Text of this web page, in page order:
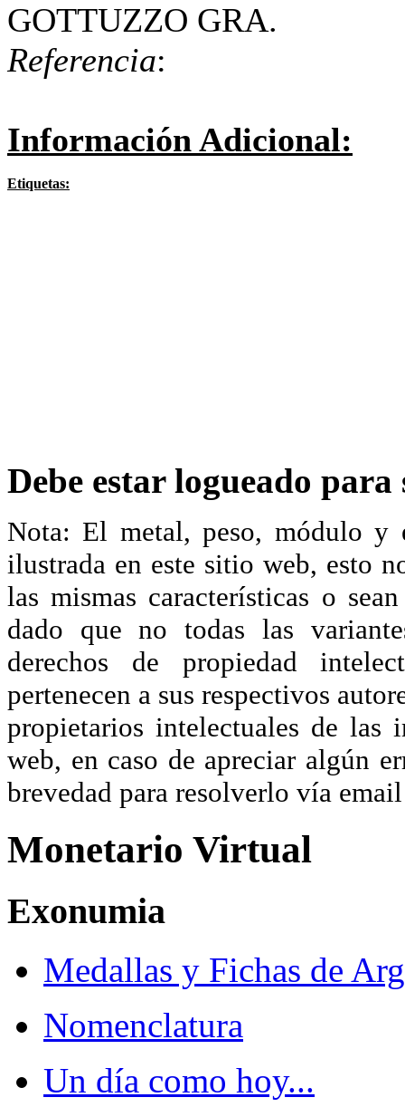
GOTTUZZO GRA.
Referencia:
Información Adicional:
Etiquetas:
Debe estar logueado
Nota: El metal, peso, módulo y
ilustrada en este sitio web, esto
las mismas características o
dado que no todas las
derechos de propiedad
pertenecen a sus respectivos
propietarios intelectuales de las
web, en caso de apreciar algún
brevedad para resolverlo vía
Monetario Virtual
Exonumia
Medallas y Fichas de
Nomenclatura
Un día como hoy...